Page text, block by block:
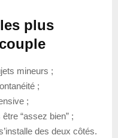
plus
mineurs ;
;
;
“assez bien” ;
des deux côtés.